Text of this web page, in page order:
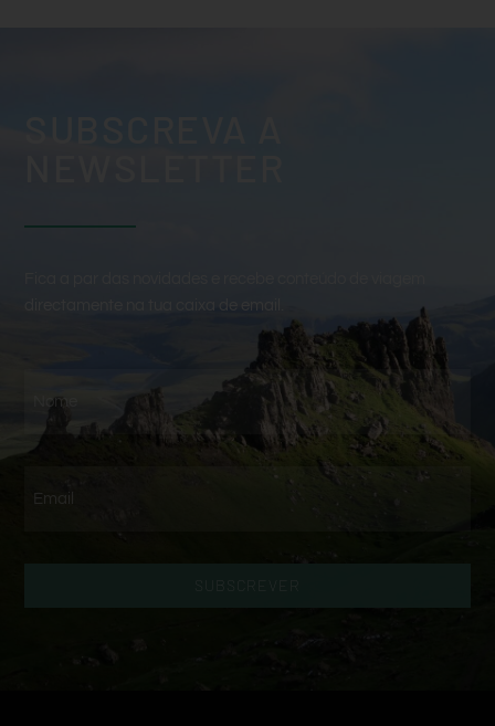
directamente na tua caixa de email.